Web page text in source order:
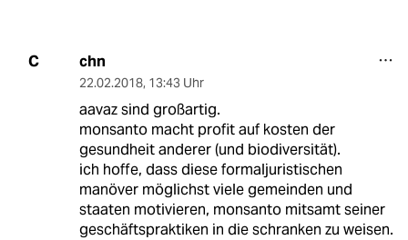
C chn
22.02.2018, 13:43 Uhr
aavaz sind großartig.
monsanto macht profit auf kosten der
gesundheit anderer (und biodiversität).
ich hoffe, dass diese formaljuristischen
manöver möglichst viele gemeinden und
staaten motivieren, monsanto mitsamt seiner
geschäftspraktiken in die schranken zu weisen.